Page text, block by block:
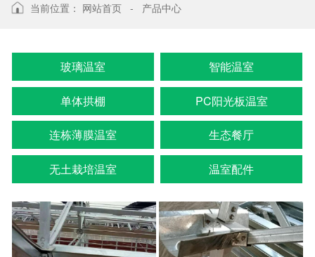
当前位置： 网站首页 - 产品中心
玻璃温室 智能温室
单体拱棚 PC阳光板温室
连栋薄膜温室 生态餐厅
无土栽培温室 温室配件